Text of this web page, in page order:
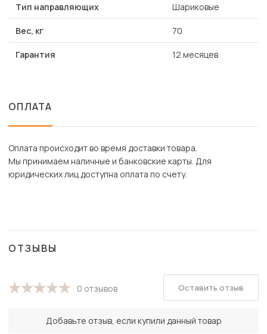
Тип направляющих Шариковые
Вес, кг 70
Гарантия 12 месяцев
ОПЛАТА
Оплата происходит во время доставки товара.
Мы принимаем наличные и банковские карты. Для
юридических лиц доступна оплата по счету.
ОТЗЫВЫ
0 отзывов
Добавьте отзыв, если купили данный товар
Оставить отзыв